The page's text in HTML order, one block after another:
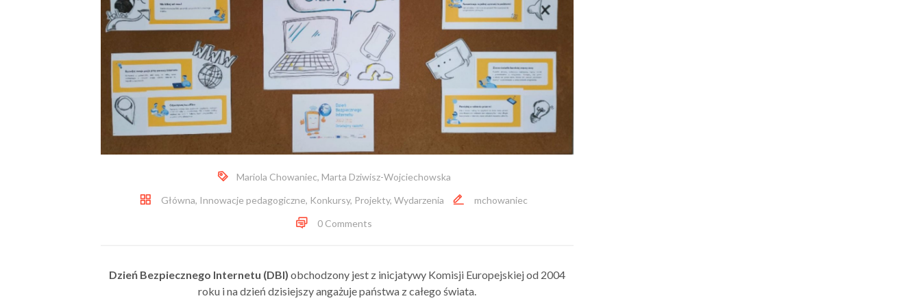
Mariola Chowaniec, Marta Dziwisz-Wojciechowska
Główna, Innowacje pedagogiczne, Konkursy, Projekty, Wydarzenia
mchowaniec
0 Comments
Dzień Bezpiecznego Internetu (DBI) obchodzony jest z inicjatywy Komisji Europejskiej od 2004
roku i na dzień dzisiejszy angażuje państwa z całego świata.